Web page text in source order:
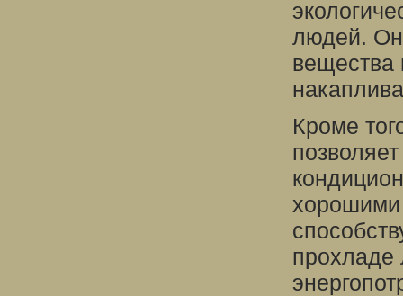
людей.
Кроме
хорошими
прохладе